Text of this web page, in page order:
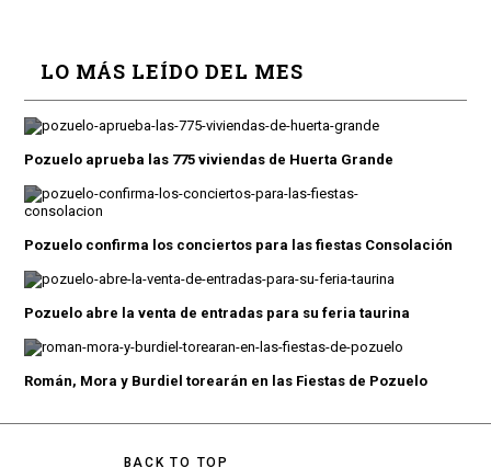
LO MÁS LEÍDO DEL MES
Pozuelo aprueba las 775 viviendas de Huerta Grande
Pozuelo confirma los conciertos para las fiestas Consolación
Pozuelo abre la venta de entradas para su feria taurina
Román, Mora y Burdiel torearán en las Fiestas de Pozuelo
BACK TO TOP